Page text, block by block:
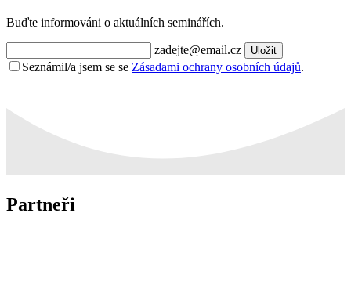
Buďte informováni o aktuálních seminářích.
zadejte@email.cz Uložit
Seznámil/a jsem se se Zásadami ochrany osobních údajů.
Partneři